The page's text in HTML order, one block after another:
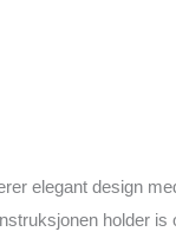
elegant design
holder is